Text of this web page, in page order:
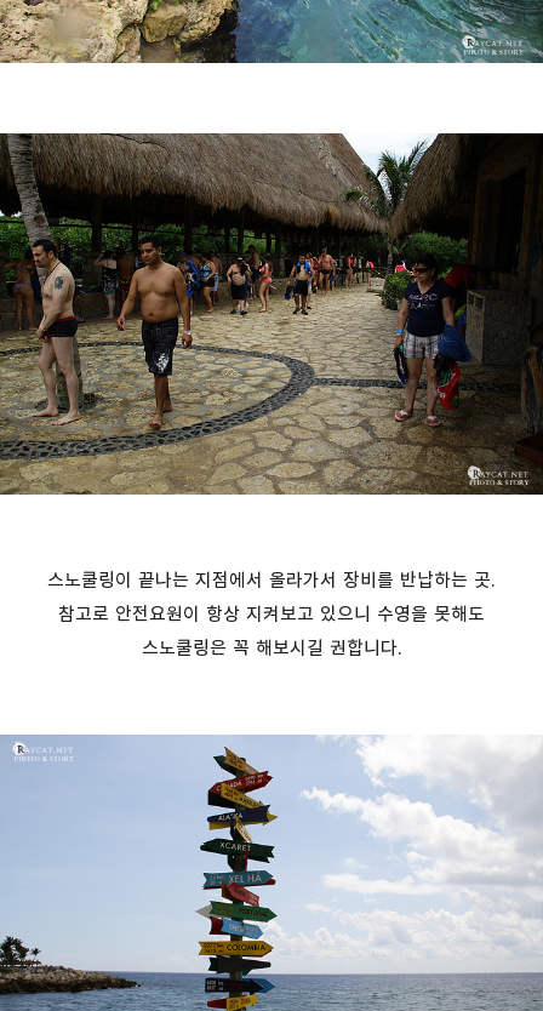
스노쿨링이 끝나는 지점에서 올라가서 장비를 반납하는 곳.
참고로 안전요원이 항상 지켜보고 있으니 수영을 못해도
스노쿨링은 꼭 해보시길 권합니다.